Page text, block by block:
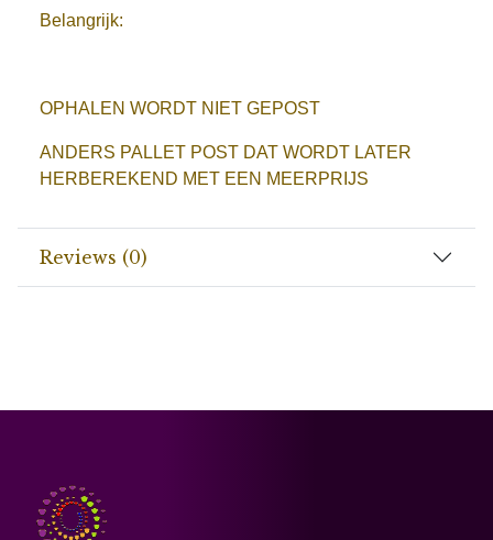
Belangrijk:
OPHALEN WORDT NIET GEPOST
ANDERS PALLET POST DAT WORDT LATER
HERBEREKEND MET EEN MEERPRIJS
Reviews (0)